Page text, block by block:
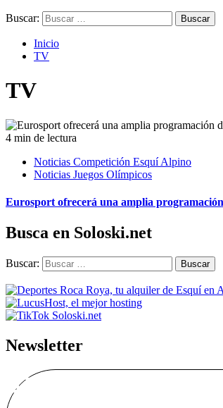
Buscar:
Inicio
TV
TV
4 min de lectura
Noticias Competición Esquí Alpino
Noticias Juegos Olímpicos
Eurosport ofrecerá una amplia
Busca en Soloski.net
Buscar:
Newsletter
Alta Boletín